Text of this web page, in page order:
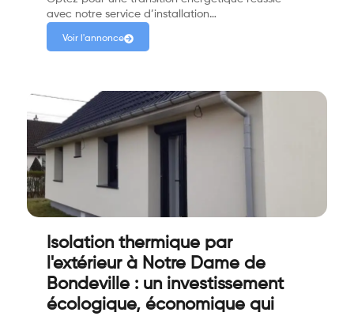
avec notre service d’installation…
Voir l'annonce
Isolation thermique par
l'extérieur à Notre Dame de
Bondeville : un investissement
écologique, économique qui